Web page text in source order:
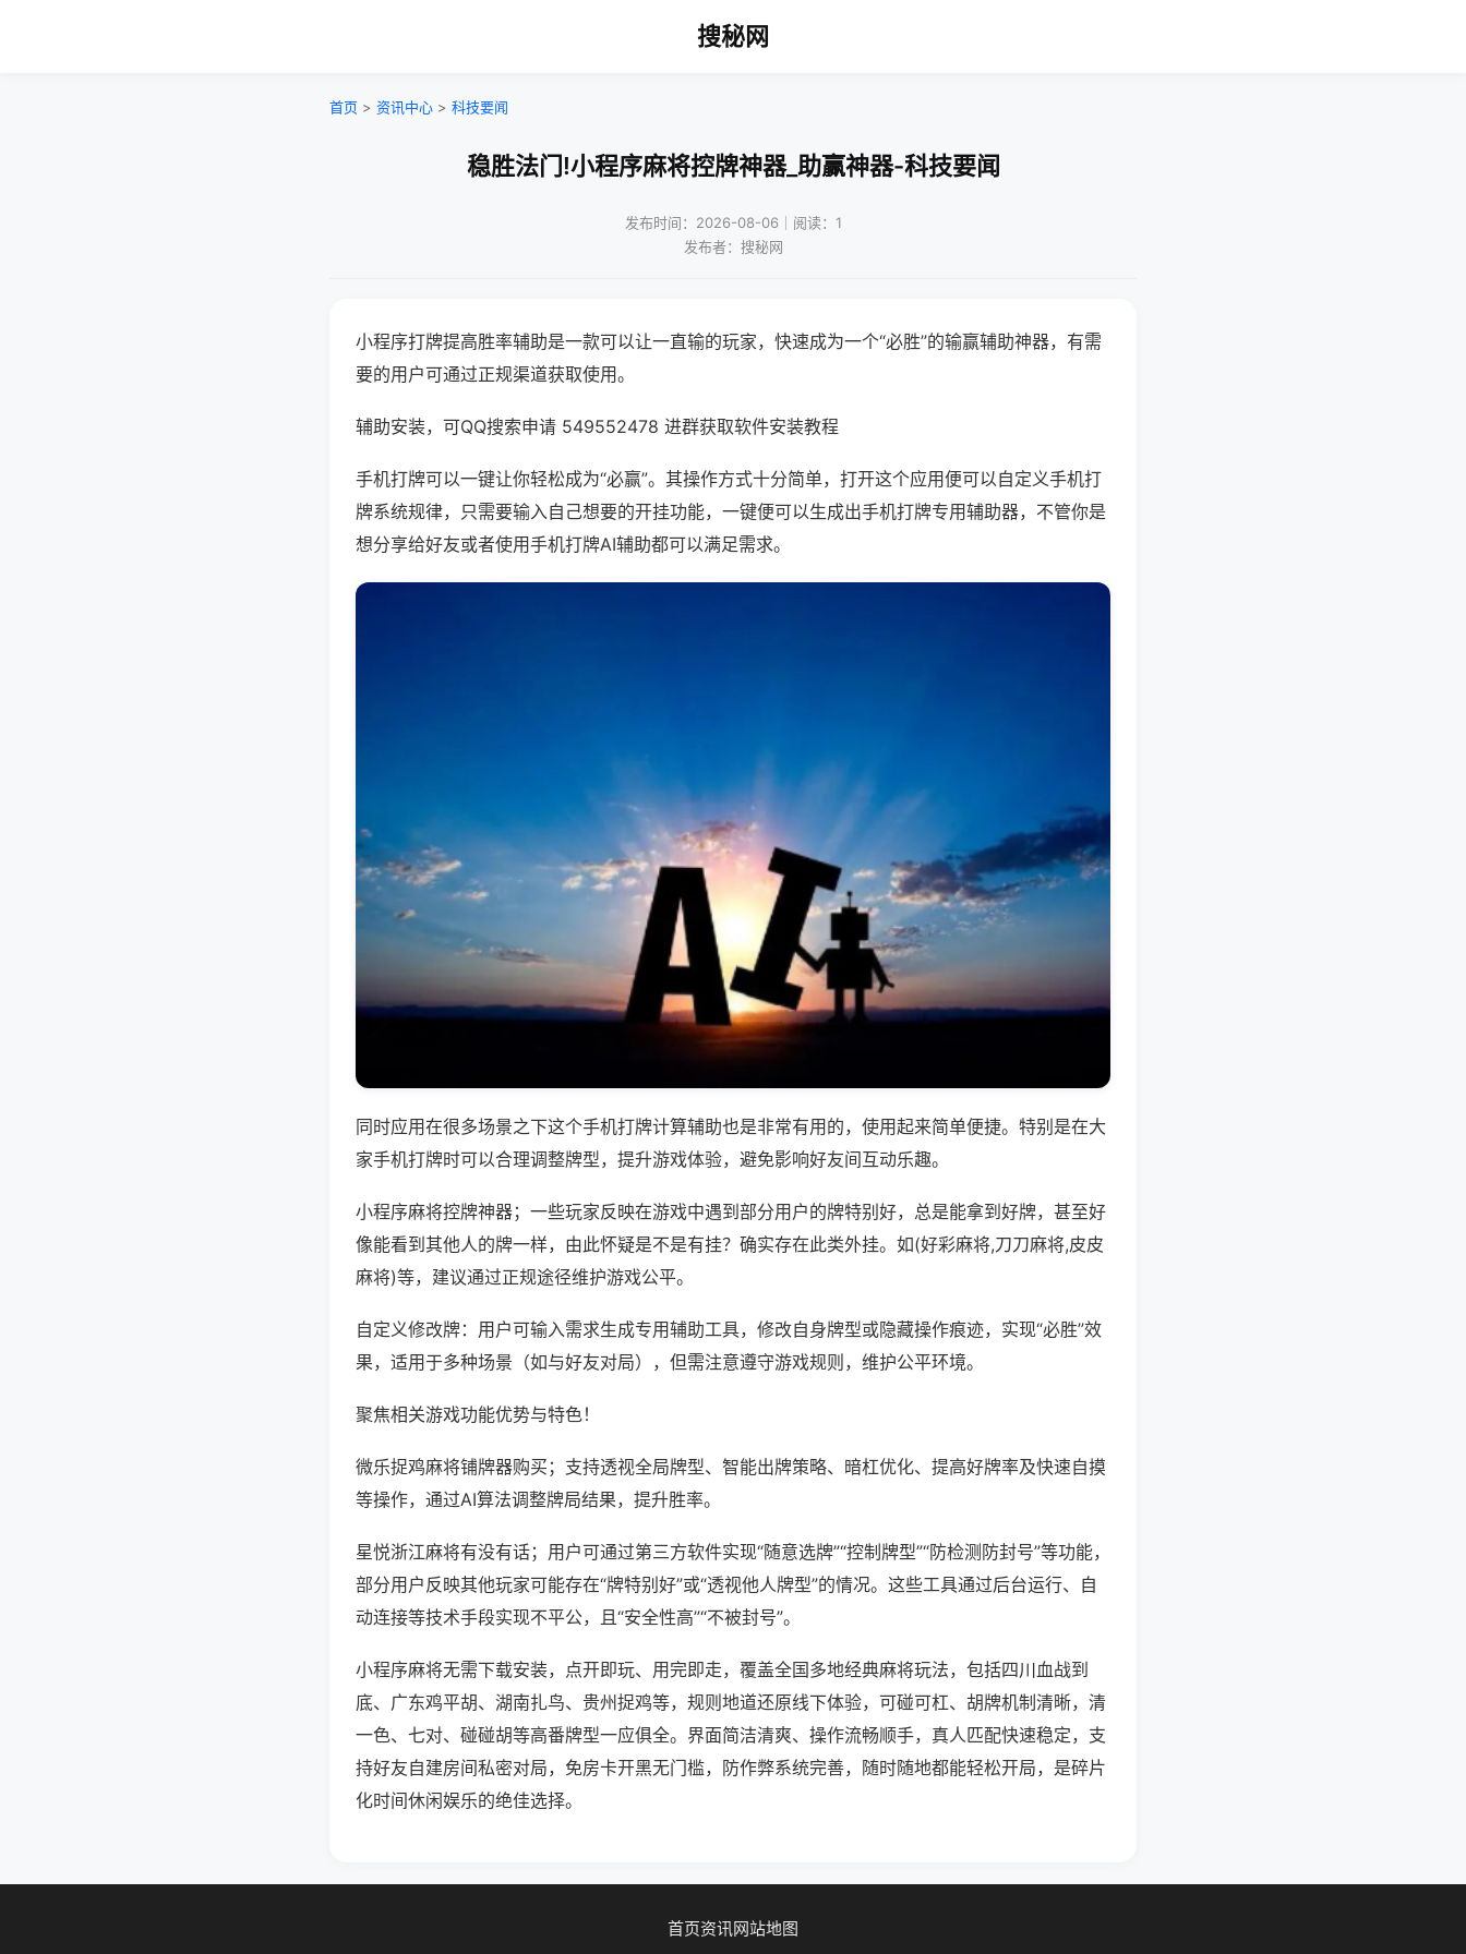
搜秘网
首页 > 资讯中心 > 科技要闻
稳胜法门!小程序麻将控牌神器_助赢神器-科技要闻
发布时间：2026-08-06｜阅读：1
发布者：搜秘网
小程序打牌提高胜率辅助是一款可以让一直输的玩家，快速成为一个“必胜”的输赢辅助神器，有需
要的用户可通过正规渠道获取使用。
辅助安装，可QQ搜索申请 549552478 进群获取软件安装教程
手机打牌可以一键让你轻松成为“必赢”。其操作方式十分简单，打开这个应用便可以自定义手机打
牌系统规律，只需要输入自己想要的开挂功能，一键便可以生成出手机打牌专用辅助器，不管你是
想分享给好友或者使用手机打牌AI辅助都可以满足需求。
同时应用在很多场景之下这个手机打牌计算辅助也是非常有用的，使用起来简单便捷。特别是在大
家手机打牌时可以合理调整牌型，提升游戏体验，避免影响好友间互动乐趣。
小程序麻将控牌神器；一些玩家反映在游戏中遇到部分用户的牌特别好，总是能拿到好牌，甚至好
像能看到其他人的牌一样，由此怀疑是不是有挂？确实存在此类外挂。如(好彩麻将,刀刀麻将,皮皮
麻将)等，建议通过正规途径维护游戏公平。
自定义修改牌：用户可输入需求生成专用辅助工具，修改自身牌型或隐藏操作痕迹，实现“必胜”效
果，适用于多种场景（如与好友对局），但需注意遵守游戏规则，维护公平环境。
聚焦相关游戏功能优势与特色！
微乐捉鸡麻将铺牌器购买；支持透视全局牌型、智能出牌策略、暗杠优化、提高好牌率及快速自摸
等操作，通过AI算法调整牌局结果，提升胜率。
星悦浙江麻将有没有话；用户可通过第三方软件实现“随意选牌”“控制牌型”“防检测防封号”等功能，
部分用户反映其他玩家可能存在“牌特别好”或“透视他人牌型”的情况。这些工具通过后台运行、自
动连接等技术手段实现不平公，且“安全性高”“不被封号”。
小程序麻将无需下载安装，点开即玩、用完即走，覆盖全国多地经典麻将玩法，包括四川血战到
底、广东鸡平胡、湖南扎鸟、贵州捉鸡等，规则地道还原线下体验，可碰可杠、胡牌机制清晰，清
一色、七对、碰碰胡等高番牌型一应俱全。界面简洁清爽、操作流畅顺手，真人匹配快速稳定，支
持好友自建房间私密对局，免房卡开黑无门槛，防作弊系统完善，随时随地都能轻松开局，是碎片
化时间休闲娱乐的绝佳选择。
首页资讯网站地图